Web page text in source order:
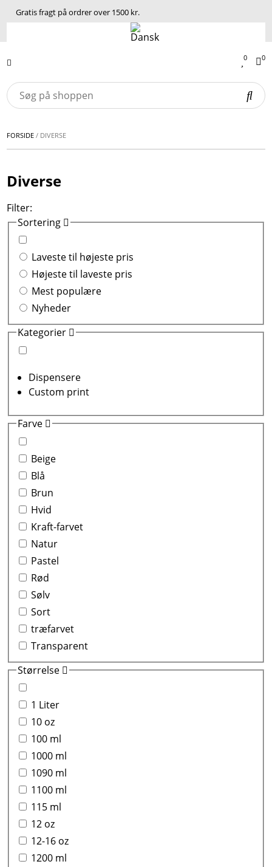
Gratis fragt på ordrer over 1500 kr.
0 0
FORSIDE / DIVERSE
Diverse
Filter:
Sortering
Laveste til højeste pris
Højeste til laveste pris
Mest populære
Nyheder
Kategorier
Dispensere
Custom print
Farve
Beige
Blå
Brun
Hvid
Kraft-farvet
Natur
Pastel
Rød
Sølv
Sort
træfarvet
Transparent
Størrelse
1 Liter
10 oz
100 ml
1000 ml
1090 ml
1100 ml
115 ml
12 oz
12-16 oz
1200 ml